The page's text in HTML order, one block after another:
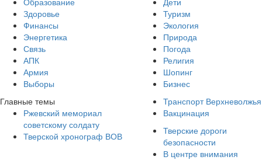
Здоровье
Финансы
Энергетика
Связь
АПК
Армия
Выборы
Туризм
Экология
Природа
Погода
Религия
Шопинг
Бизнес
Главные темы
Ржевский мемориал
советскому солдату
Тверской хронограф ВОВ
Транспорт Верхневолжья
Вакцинация
Тверские дороги
безопасности
В центре внимания